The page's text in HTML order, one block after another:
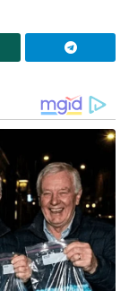
ഇന്ത്യ
മകൻ
ബംഗാളിലും
ജൂൺ 1 മുതൽ